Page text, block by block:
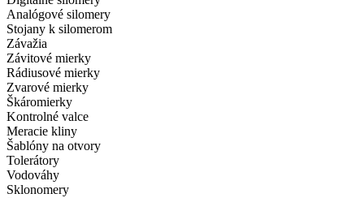
Analógové silomery
Stojany k silomerom
Závažia
Závitové mierky
Rádiusové mierky
Zvarové mierky
Škáromierky
Kontrolné valce
Meracie kliny
Šablóny na otvory
Tolerátory
Vodováhy
Sklonomery